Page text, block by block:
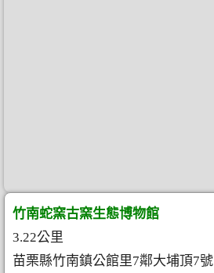
竹南蛇窯古窯生態博物館
3.22公里
苗栗縣竹南鎮公館里7鄰大埔頂7號